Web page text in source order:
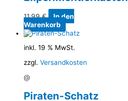
11,99€
In den
Warenkorb
inkl. 19 % MwSt.
zzgl. Versandkosten
@
Piraten-Schatz